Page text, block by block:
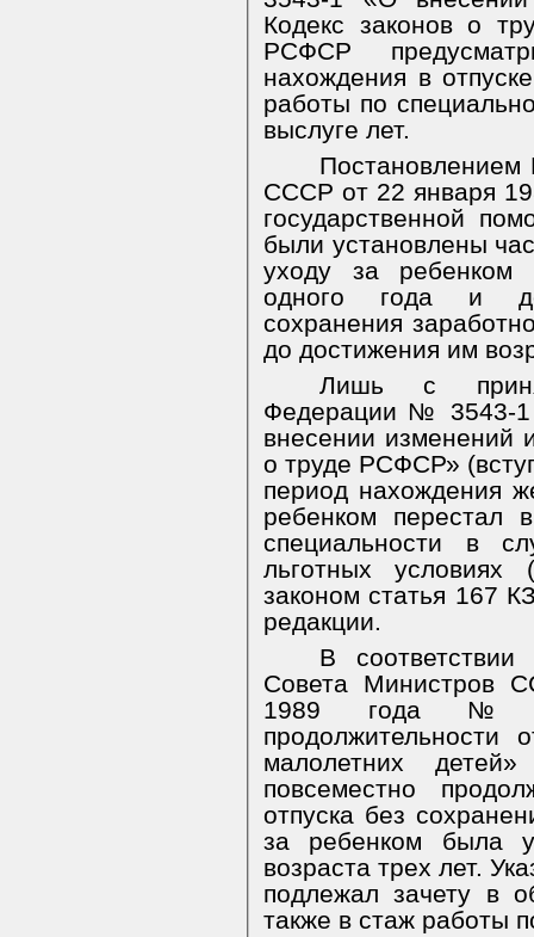
Кодекс законов о
РСФСР
нахождения в
работы по
выслуге лет.
СССР от 22 января
государственной
были установлены
уходу за ребенком
одного года и
сохранения
до достижения им
Лишь с
Федерации № 3543-1
внесении изменений
о труде РСФСР»
период нахождения
ребенком перестал
специальности в
льготных
законом статья 167
редакции.
В
Совета Министров
1989 года №
малолетних
повсеместно
отпуска без
за ребенком была
возраста трех лет.
подлежал зачету в
также в стаж работы